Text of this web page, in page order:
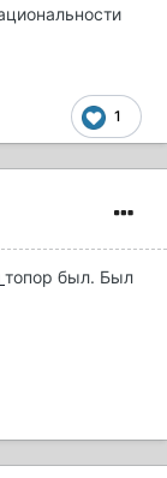
1
топор был. Был